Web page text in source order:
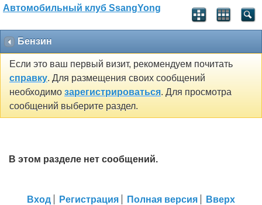
Автомобильный клуб SsangYong
Бензин
Если это ваш первый визит, рекомендуем почитать
справку. Для размещения своих сообщений
необходимо зарегистрироваться. Для просмотра
сообщений выберите раздел.
В этом разделе нет сообщений.
Вход Регистрация Полная версия Вверх